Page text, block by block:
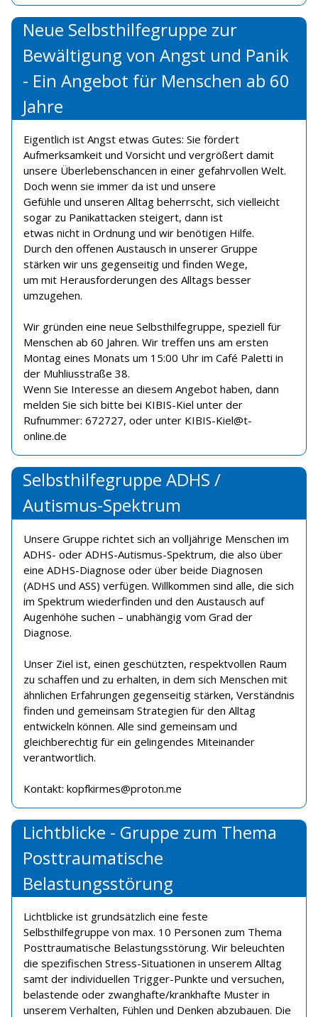
Neue Selbsthilfegruppe zur
Bewältigung von Angst und Panik
- Ein Angebot für Menschen ab 60
Jahre
Eigentlich ist Angst etwas Gutes: Sie fördert
Aufmerksamkeit und Vorsicht und vergrößert damit
unsere Überlebenschancen in einer gefahrvollen Welt.
Doch wenn sie immer da ist und unsere
Gefühle und unseren Alltag beherrscht, sich vielleicht
sogar zu Panikattacken steigert, dann ist
etwas nicht in Ordnung und wir benötigen Hilfe.
Durch den offenen Austausch in unserer Gruppe
stärken wir uns gegenseitig und finden Wege,
um mit Herausforderungen des Alltags besser
umzugehen.
Wir gründen eine neue Selbsthilfegruppe, speziell für
Menschen ab 60 Jahren. Wir treffen uns am ersten
Montag eines Monats um 15:00 Uhr im Café Paletti in
der Muhliusstraße 38.
Wenn Sie Interesse an diesem Angebot haben, dann
melden Sie sich bitte bei KIBIS-Kiel unter der
Rufnummer: 672727, oder unter KIBIS-Kiel@t-
online.de
Selbsthilfegruppe ADHS /
Autismus-Spektrum
Unsere Gruppe richtet sich an volljährige Menschen im
ADHS- oder ADHS-Autismus-Spektrum, die also über
eine ADHS-Diagnose oder über beide Diagnosen
(ADHS und ASS) verfügen. Willkommen sind alle, die sich
im Spektrum wiederfinden und den Austausch auf
Augenhöhe suchen – unabhängig vom Grad der
Diagnose.
Unser Ziel ist, einen geschützten, respektvollen Raum
zu schaffen und zu erhalten, in dem sich Menschen mit
ähnlichen Erfahrungen gegenseitig stärken, Verständnis
finden und gemeinsam Strategien für den Alltag
entwickeln können. Alle sind gemeinsam und
gleichberechtig für ein gelingendes Miteinander
verantwortlich.
Kontakt: kopfkirmes@proton.me
Lichtblicke - Gruppe zum Thema
Posttraumatische
Belastungsstörung
Lichtblicke ist grundsätzlich eine feste
Selbsthilfegruppe von max. 10 Personen zum Thema
Posttraumatische Belastungsstörung. Wir beleuchten
die spezifischen Stress-Situationen in unserem Alltag
samt der individuellen Trigger-Punkte und versuchen,
belastende oder zwanghafte/krankhafte Muster in
unserem Verhalten, Fühlen und Denken abzubauen. Die